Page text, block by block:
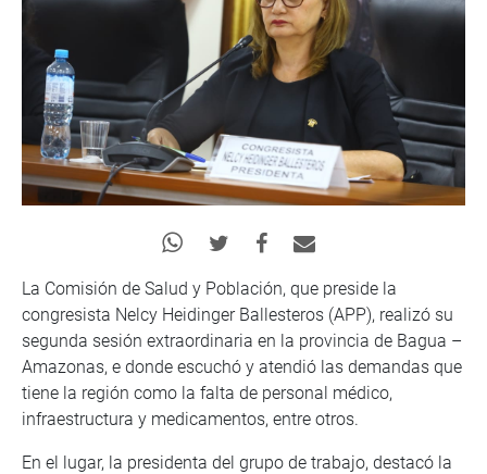
La Comisión de Salud y Población, que preside la
congresista Nelcy Heidinger Ballesteros (APP), realizó su
segunda sesión extraordinaria en la provincia de Bagua –
Amazonas, e donde escuchó y atendió las demandas que
tiene la región como la falta de personal médico,
infraestructura y medicamentos, entre otros.
En el lugar, la presidenta del grupo de trabajo, destacó la